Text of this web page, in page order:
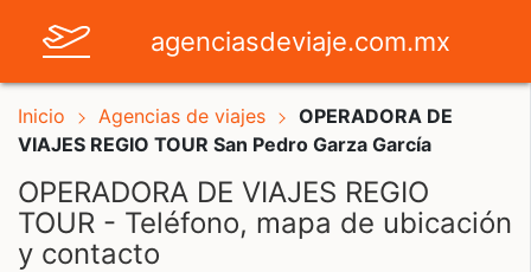
agenciasdeviaje.com.mx
Inicio Agencias de viajes
OPERADORA DE
VIAJES REGIO TOUR San Pedro Garza García
OPERADORA DE VIAJES REGIO
TOUR - Teléfono, mapa de ubicación
y contacto